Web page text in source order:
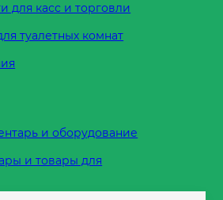
для касс и торговли
туалетных комнат
и оборудование
и товары для